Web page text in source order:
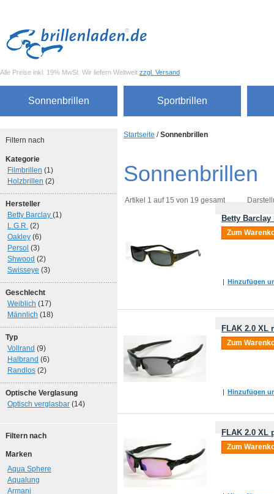
Alle Preise inkl. 19% MwSt. Wir liefern Weltweit zzgl. Versand
Sonnenbrillen Sportbrillen
Startseite /Sonnenbrillen
Sonnenbrillen
Artikel 1 auf 15 von 19 gesamt
Betty Barclay
Zum
| Hinzufügen
FLAK 2.0 XL
Zum
| Hinzufügen
FLAK 2.0 XL
Zum
Filtern nach
Kategorie
Filmbrillen (1)
Holzbrillen (2)
Hersteller
Betty Barclay (1)
L.G.R. (2)
Oakley (6)
Persol (3)
Shwood (2)
Swisseye (3)
Geschlecht
Weiblich (17)
Männlich (18)
Typ
Vollrand (9)
Halbrand (6)
Randlos (2)
Optische Verglasung
Optisch verglasbar (14)
Filtern nach
Marken
Aqua Sphere
Aqualung
Armani